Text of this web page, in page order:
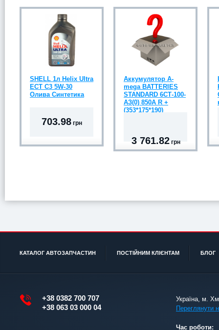
SHELL 1л Helix Ultra
ECT C3 5W-30
Олива Синтетика
703.98грн
Аккумулятор А-
mega BATTERIES
STANDARD 6СТ-100-
АЗ(0) 850A R +
(353*175*190)
3 761.82 грн
КАТАЛОГ АВТОЗАПЧАСТИН ПОСТІЙНИМ КЛІЄНТАМ БЛОГ
+38 0382 700 707
+38 063 03 000 04
Україна, м.
Переглянути
Час роботи: